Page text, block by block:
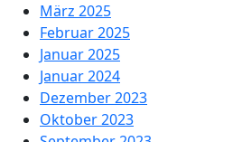
März 2025
Februar 2025
Januar 2025
Januar 2024
Dezember 2023
Oktober 2023